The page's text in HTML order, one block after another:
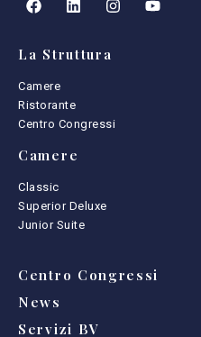
La Struttura
Camere
Ristorante
Centro Congressi
Camere
Classic
Superior Deluxe
Junior Suite
Centro Congressi
News
Servizi BV